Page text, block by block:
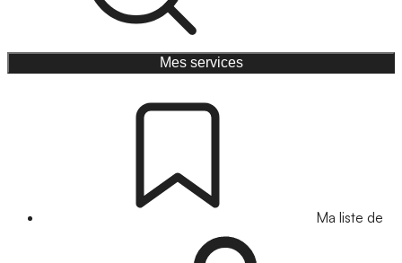
Mes services
Ma liste de